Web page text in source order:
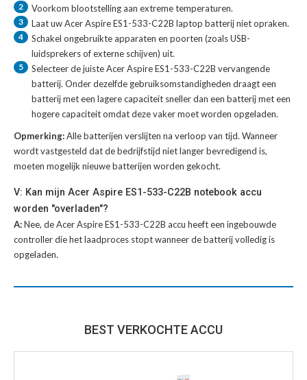
2 Voorkom blootstelling aan extreme temperaturen.
3 Laat uwAcer Aspire ES1-533-C22B laptop batterijniet opraken.
4
Schakel ongebruikte apparaten en poorten (zoals USB-
luidsprekers of externe schijven) uit.
5 Selecteer de juisteAcer Aspire ES1-533-C22B vervangende
batterij. Onder dezelfde gebruiksomstandigheden draagt een
batterij met een lagere capaciteit sneller dan een batterij met een
hogere capaciteit omdat deze vaker moet worden opgeladen.
Opmerking:Alle batterijen verslijten na verloop van tijd. Wanneer
wordt vastgesteld dat de bedrijfstijd niet langer bevredigend is,
moeten mogelijk nieuwe batterijen worden gekocht.
V: Kan mijn Acer Aspire ES1-533-C22B notebook accu
worden "overladen"?
A:Nee, de Acer Aspire ES1-533-C22B accu heeft een ingebouwde
controller die het laadproces stopt wanneer de batterij volledig is
opgeladen.
BEST VERKOCHTE ACCU